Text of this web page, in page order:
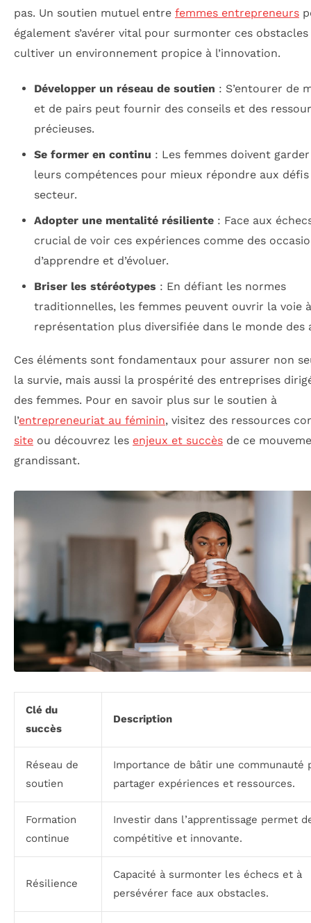
pas. Un soutien mutuel entre femmes entrepreneurs
également s’avérer vital pour surmonter ces
cultiver un environnement propice à l’innovation.
Développer un réseau de soutien : S’entourer de
et de pairs peut fournir des conseils et des
précieuses.
Se former en continu : Les femmes doivent
leurs compétences pour mieux répondre aux
secteur.
Adopter une mentalité résiliente: Face aux
crucial de voir ces expériences comme des
d’apprendre et d’évoluer.
Briser les stéréotypes : En défiant les normes
traditionnelles, les femmes peuvent ouvrir la voie
représentation plus diversifiée dans le monde des
Ces éléments sont fondamentaux pour assurer non
la survie, mais aussi la prospérité des entreprises
des femmes. Pour en savoir plus sur le soutien à
l’entrepreneuriat au féminin, visitez des ressources
site ou découvrez les enjeux et succès de ce
grandissant.
Clé du
succès
Description
Réseau de
soutien
Importance de bâtir une communauté
partager expériences et ressources.
Formation
continue
Investir dans l’apprentissage permet
compétitive et innovante.
Résilience
Capacité à surmonter les échecs et à
persévérer face aux obstacles.